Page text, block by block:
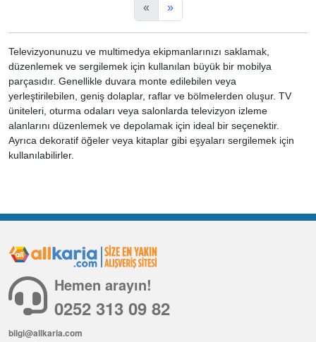
« »
Televizyonunuzu ve multimedya ekipmanlarınızı saklamak,
düzenlemek ve sergilemek için kullanılan büyük bir mobilya
parçasıdır. Genellikle duvara monte edilebilen veya
yerleştirilebilen, geniş dolaplar, raflar ve bölmelerden oluşur. TV
üniteleri, oturma odaları veya salonlarda televizyon izleme
alanlarını düzenlemek ve depolamak için ideal bir seçenektir.
Ayrıca dekoratif öğeler veya kitaplar gibi eşyaları sergilemek için
kullanılabilirler.
Hemen arayın!
0252 313 09 82
bilgi@allkaria.com